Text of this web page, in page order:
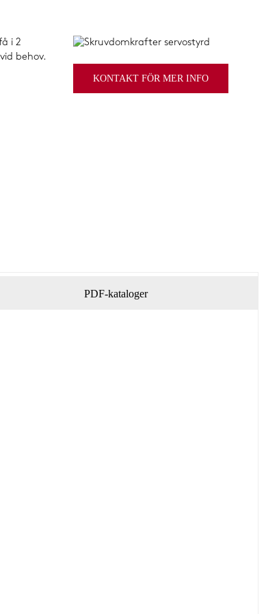
i 2
behov.
KONTAKT FÖR MER INFO
PDF-kataloger